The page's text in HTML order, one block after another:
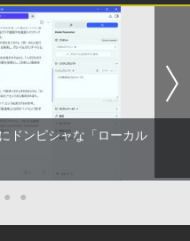
天1位！】ノートパソコン
CPU搭載ノートPC Office
ソコン 初心者向け Window
済 Webカメラ zoom 日本語
型 Intel Celeron メモリ
最大) 大容量バッテリービ
理 ライス＆カリー、朝ごは
イーツからランプライスま
カの食を深く知るための12
介 ]
舟及び南洲の書 / 寺山葛常 /
単行本]【宅配便出荷】
グレード版】AOKIMI ワイヤ
bluetooth イヤホン V12 小型
ゥースHi-Fi 最大36時間再生 ぶ
ードレス ENCノイズキャン
ペアリング Type-C充電 マイク
チ式音量調整 スポーツ/通勤/通
ワイト)
ver.)
ver.)
水 ラベルレス 500ml ×24本
ボトル 500ミリリットル (Sm
限定】 伊藤園 磨かれて、澄
水 2L 8本 ラベルレス [ ケース
ボトル ] [ 箱買い ] [ ストック
モノクロ版 39 (ジャンプ
ヤニ吸うふたり 9巻 (デジタル
ンコミックス)
ドンピシャな「ローカル
● ●